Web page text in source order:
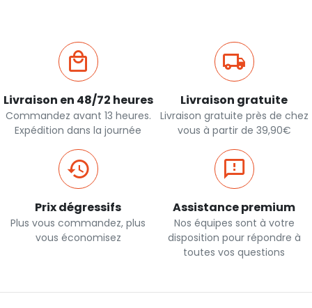
Livraison en 48/72 heures
Commandez avant 13 heures.
Expédition dans la journée
Livraison gratuite
Livraison gratuite près de chez
vous à partir de 39,90€
Prix dégressifs
Plus vous commandez, plus
vous économisez
Assistance premium
Nos équipes sont à votre
disposition pour répondre à
toutes vos questions